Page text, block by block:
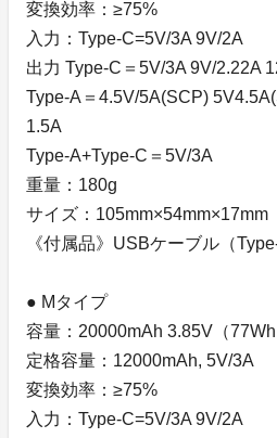
変換効率：≥75%
入力：Type-C=5V/3A 9V/2A
出力 Type-C＝5V/3A 9V/2.22A
Type-A＝4.5V/5A(SCP)
1.5A
Type-A+Type-C＝5V/3A
重量：180g
サイズ：105mm×54mm×17mm
《付属品》USBケーブル（
● Mタイプ
容量：20000mAh 3.85V（77Wh
定格容量：12000mAh, 5V/3A
変換効率：≥75%
入力：Type-C=5V/3A 9V/2A